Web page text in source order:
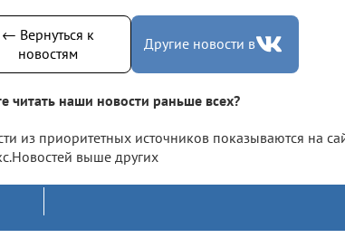
← Вернуться к
новостям
Другие новости в
читать наши новости раньше всех?
из приоритетных источников показываются на
выше других